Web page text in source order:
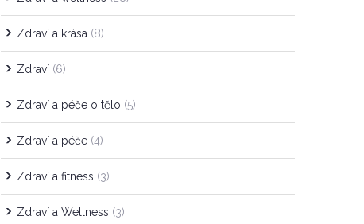
Zdraví a krása (8)
Zdraví (6)
Zdraví a péče o tělo (5)
Zdraví a péče (4)
Zdraví a fitness (3)
Zdraví a Wellness (3)